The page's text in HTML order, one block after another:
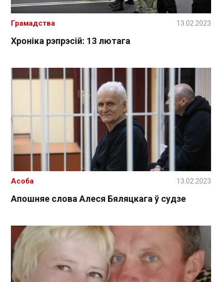
Хроніка рэпрэсій: 13 лютага
Грамадства 13.02.2023
Апошняе слова Алеся Бяляцкага ў судзе
Асоба 13.02.2023